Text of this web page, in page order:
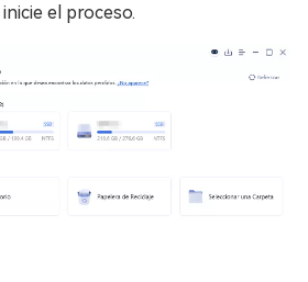
el proceso.